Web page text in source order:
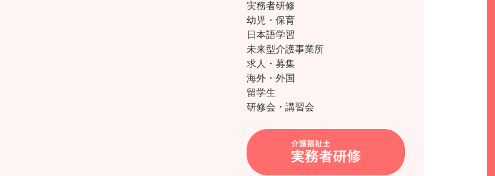
実務者研修
幼児・保育
日本語学習
未来型介護事業所
求人・募集
海外・外国
留学生
研修会・講習会